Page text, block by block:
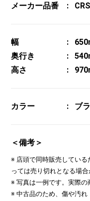
メーカー品番
幅
奥行き
高さ
カラー ブ
＜備考＞
※ 店頭で同時販売している
っては売り切れとなる場
※ 写真は一例です。実際の
※ 中古品のため、傷や汚れ